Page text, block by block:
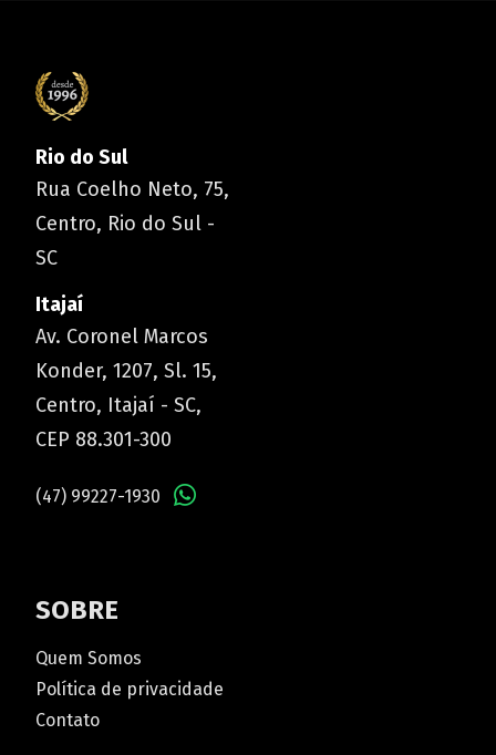
Rio do Sul
Rua Coelho Neto, 75,
Centro, Rio do Sul -
SC
Itajaí
Av. Coronel Marcos
Konder, 1207, Sl. 15,
Centro, Itajaí - SC,
CEP 88.301-300
(47) 99227-1930
SOBRE
Quem Somos
Política de privacidade
Contato